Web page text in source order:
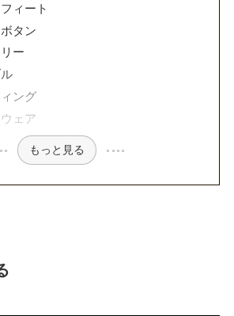
ィート
タン
ー
ング
ェア
もっと見る